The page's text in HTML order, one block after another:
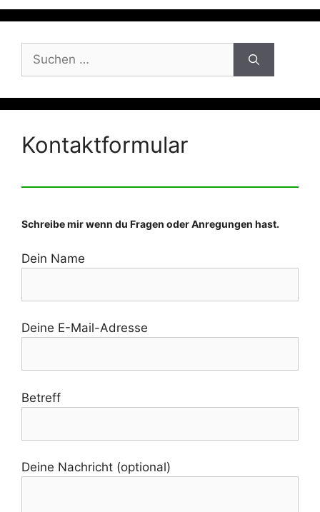
Suchen
nach:
Kontaktformular
Schreibe mir wenn du Fragen oder Anregungen hast.
Dein Name
Deine E-Mail-Adresse
Betreff
Deine Nachricht (optional)